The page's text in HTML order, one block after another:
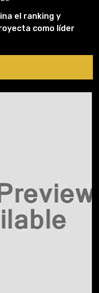
el ranking y
como líder